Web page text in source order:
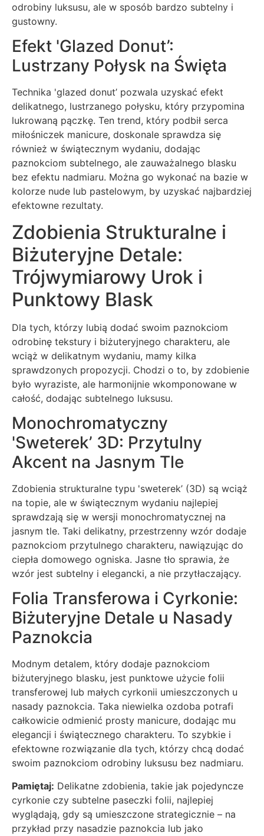
odrobiny luksusu, ale w sposób bardzo subtelny i
gustowny.
Efekt 'Glazed Donut’:
Lustrzany Połysk na Święta
Technika 'glazed donut’ pozwala uzyskać efekt
delikatnego, lustrzanego połysku, który przypomina
lukrowaną pączkę. Ten trend, który podbił serca
miłośniczek manicure, doskonale sprawdza się
również w świątecznym wydaniu, dodając
paznokciom subtelnego, ale zauważalnego blasku
bez efektu nadmiaru. Można go wykonać na bazie w
kolorze nude lub pastelowym, by uzyskać najbardziej
efektowne rezultaty.
Zdobienia Strukturalne i
Biżuteryjne Detale:
Trójwymiarowy Urok i
Punktowy Blask
Dla tych, którzy lubią dodać swoim paznokciom
odrobinę tekstury i biżuteryjnego charakteru, ale
wciąż w delikatnym wydaniu, mamy kilka
sprawdzonych propozycji. Chodzi o to, by zdobienie
było wyraziste, ale harmonijnie wkomponowane w
całość, dodając subtelnego luksusu.
Monochromatyczny
'Sweterek’ 3D: Przytulny
Akcent na Jasnym Tle
Zdobienia strukturalne typu 'sweterek’ (3D) są wciąż
na topie, ale w świątecznym wydaniu najlepiej
sprawdzają się w wersji monochromatycznej na
jasnym tle. Taki delikatny, przestrzenny wzór dodaje
paznokciom przytulnego charakteru, nawiązując do
ciepła domowego ogniska. Jasne tło sprawia, że
wzór jest subtelny i elegancki, a nie przytłaczający.
Folia Transferowa i Cyrkonie:
Biżuteryjne Detale u Nasady
Paznokcia
Modnym detalem, który dodaje paznokciom
biżuteryjnego blasku, jest punktowe użycie folii
transferowej lub małych cyrkonii umieszczonych u
nasady paznokcia. Taka niewielka ozdoba potrafi
całkowicie odmienić prosty manicure, dodając mu
elegancji i świątecznego charakteru. To szybkie i
efektowne rozwiązanie dla tych, którzy chcą dodać
swoim paznokciom odrobiny luksusu bez nadmiaru.
Pamiętaj: Delikatne zdobienia, takie jak pojedyncze
cyrkonie czy subtelne paseczki folii, najlepiej
wyglądają, gdy są umieszczone strategicznie – na
przykład przy nasadzie paznokcia lub jako